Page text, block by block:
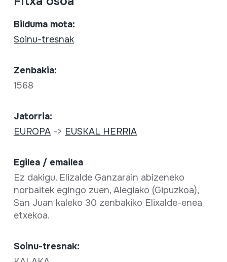
Bilduma mota:
Soinu-tresnak
Zenbakia:
1568
Jatorria:
EUROPA-> EUSKAL HERRIA
Egilea / emailea
Ez dakigu. Elizalde Ganzarain abizeneko
norbaitek egingo zuen, Alegiako (Gipuzkoa),
San Juan kaleko 30 zenbakiko Elixalde-enea
etxekoa.
Soinu-tresnak: